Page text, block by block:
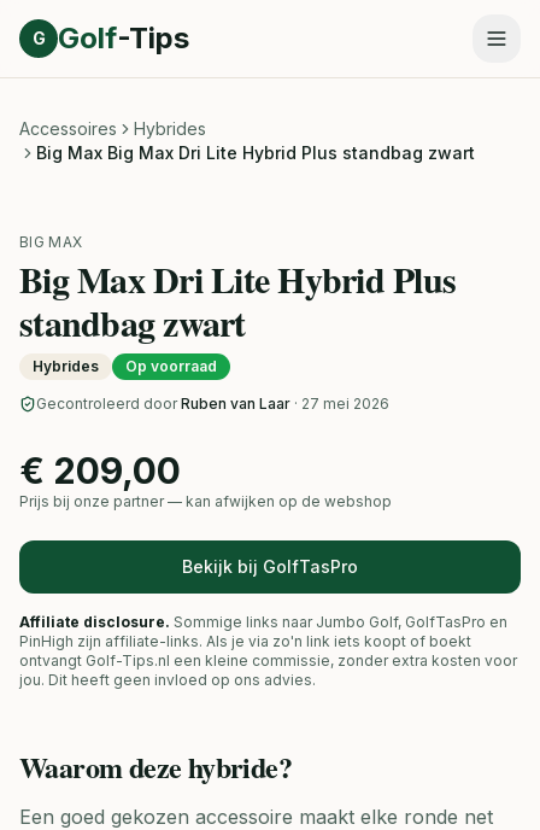
Direct naar inhoud
G Golf-Tips
Accessoires
Hybrides
Big Max Big Max Dri Lite Hybrid Plus standbag zwart
BIG MAX
Big Max Dri Lite Hybrid Plus
standbag zwart
Hybrides Op voorraad
Gecontroleerd door Ruben van Laar · 27 mei 2026
€ 209,00
Prijs bij onze partner — kan afwijken op de webshop
Bekijk bij GolfTasPro
Affiliate disclosure. Sommige links naar Jumbo Golf, GolfTasPro en
PinHigh zijn affiliate-links. Als je via zo'n link iets koopt of boekt
ontvangt Golf-Tips.nl een kleine commissie, zonder extra kosten voor
jou. Dit heeft geen invloed op ons advies.
Waarom dezehybride?
Een goed gekozen accessoire maakt elke ronde net